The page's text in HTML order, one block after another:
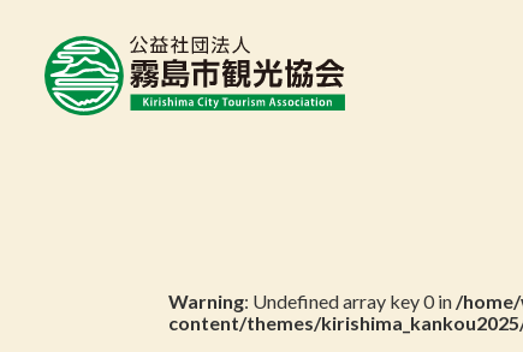
Warning: Undefined array key 0 in/
content/themes/